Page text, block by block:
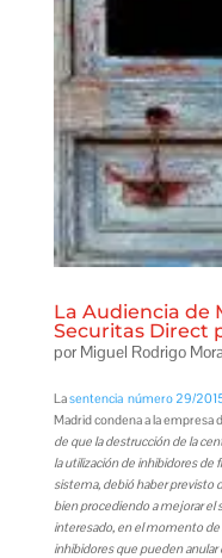
La Audiencia de
Securitas Direct
por Miguel Rodrigo
Lasentencia número 29/
Madrid condena a la empresa
de que la destrucción de la
la utilización de inhibidores de
sistema, debió haber previsto
bien procediendo a mejorar el
interesado, en el momento de
inhibidores que pueden